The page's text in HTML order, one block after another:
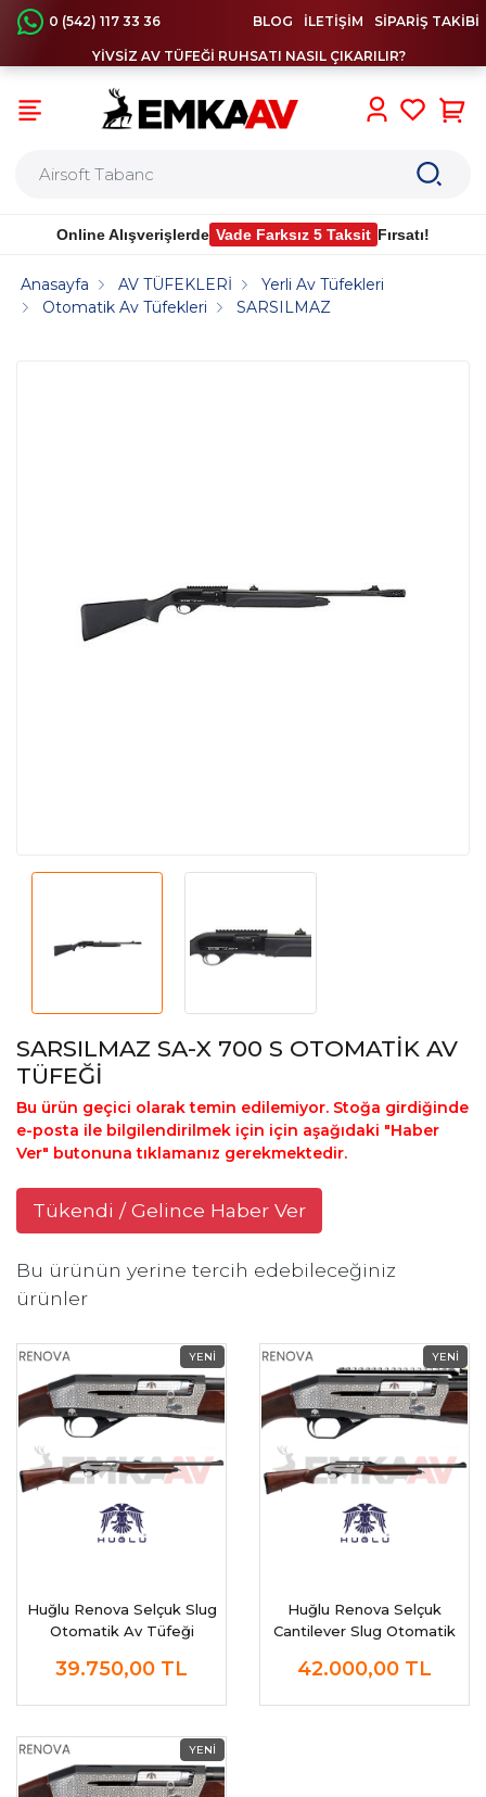
0 (542) 117 33 36 BLOG İLETİŞİM SİPARİŞ TAKİBİ
YİVSİZ AV TÜFEĞİ RUHSATI NASIL ÇIKARILIR?
Online Alışverişlerde Vade Farksız 5 Taksit Fırsatı!
Anasayfa AV TÜFEKLERİ
Yerli Av Tüfekleri
Otomatik Av Tüfekleri
SARSILMAZ
SARSILMAZ SA-X 700 S OTOMATİK AV
TÜFEĞİ
Bu ürün geçici olarak temin edilemiyor. Stoğa girdiğinde
e-posta ile bilgilendirilmek için için aşağıdaki "Haber
Ver" butonuna tıklamanız gerekmektedir.
Tükendi / Gelince Haber Ver
Bu ürünün yerine tercih edebileceğiniz
ürünler
Huğlu Renova Selçuk Slug
Otomatik Av Tüfeği
39.750,00 TL
Huğlu Renova Selçuk
Cantilever Slug Otomatik
42.000,00 TL